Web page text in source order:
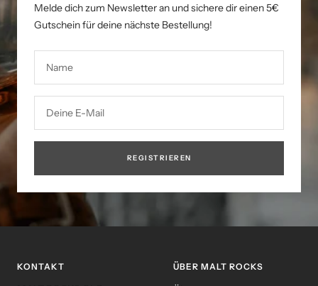
Melde dich zum Newsletter an und sichere dir einen 5€
Gutschein für deine nächste Bestellung!
Name
Deine E-Mail
REGISTRIEREN
KONTAKT ÜBER MALT ROCKS